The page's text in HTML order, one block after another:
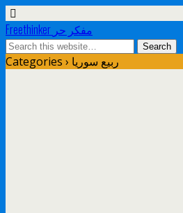
Freethinker مفكر حر
Categories › ربيع سوريا